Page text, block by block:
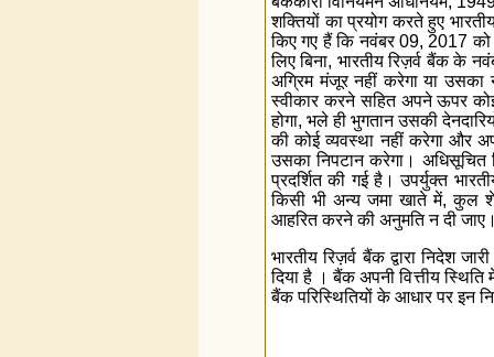
शक्तियों का प्रयोग करते हुए
किए गए हैं कि नवंबर 09, 2017 को
लिए बिना, भारतीय रिज़र्व बैंक के
अग्रिम मंजूर नहीं करेगा या उसका
स्वीकार करने सहित अपने ऊपर
होगा, भले ही भुगतान उसकी
की कोई व्यवस्था नहीं करेगा और
उसका निपटान करेगा। अधिसूचित
प्रदर्शित की गई है। उपर्युक्त
किसी भी अन्य जमा खाते में, कुल
आहरित करने की अनुमति न दी
भारतीय रिज़र्व बैंक द्वारा निदेश
दिया है । बैंक अपनी वित्तीय
बैंक परिस्थितियों के आधार पर इन